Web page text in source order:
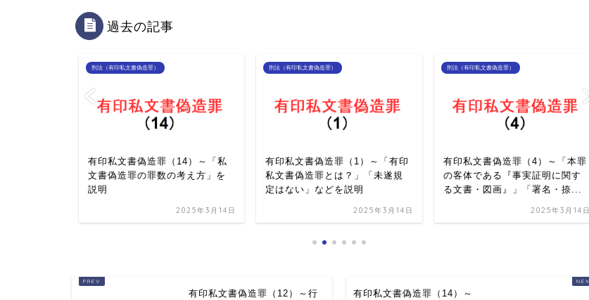
過去の記事
刑法（有印私文書偽造罪）
有印私文書偽造罪（14）～「私
文書偽造罪の罪数の考え方」を
説明
2025年3月14日
刑法（有印私文書偽造罪）
有印私文書偽造罪（1）～「有印
私文書偽造罪とは？」「未遂規
定はない」などを説明
2025年3月14日
刑法（有印私文書偽造罪）
有印私文書偽造罪（4）～「本罪
の客体である『事実証明に関す
る文書・図画』」「署名・捺...
2025年3月14日
有印私文書偽造罪（12）～行
有印私文書偽造罪（14）～